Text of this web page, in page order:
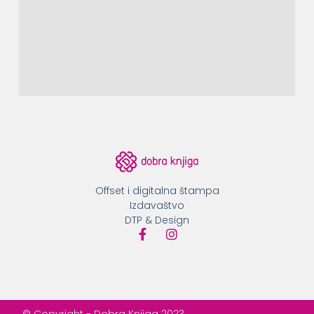
Offset i digitalna štampa
Izdavaštvo
DTP & Design